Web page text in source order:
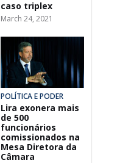
caso triplex
March 24, 2021
POLÍTICA E PODER
Lira exonera mais
de 500
funcionários
comissionados na
Mesa Diretora da
Câmara